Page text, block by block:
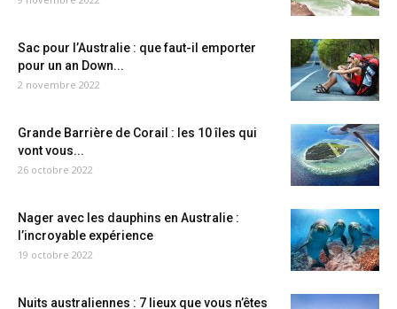
Sac pour l’Australie : que faut-il emporter
pour un an Down...
2 novembre 2022
Grande Barrière de Corail : les 10 îles qui
vont vous...
26 octobre 2022
Nager avec les dauphins en Australie :
l’incroyable expérience
19 octobre 2022
Nuits australiennes : 7 lieux que vous n’êtes